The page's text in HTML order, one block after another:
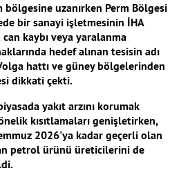
bölgesine uzanırken Perm Bölgesi
bir sanayi işletmesinin İHA
can kaybı veya yaralanma
hedef alınan tesisin adı
hattı ve güney bölgelerinden
dikkati çekti.
yakıt arzını korumak
kısıtlamaları genişletirken,
2026'ya kadar geçerli olan
petrol ürünü üreticilerini de